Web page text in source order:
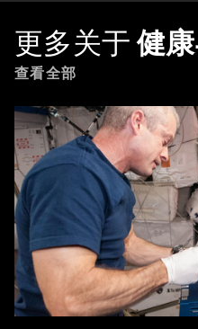
更多关于 健
查看全部